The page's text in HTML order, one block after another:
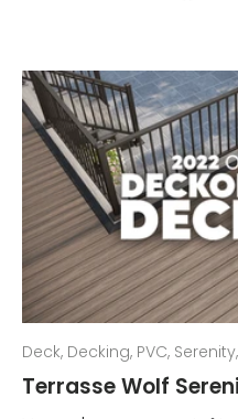
Deck, Decking, PVC, Serenity,
Terrasse Wolf